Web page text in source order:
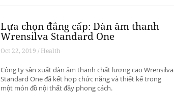
Lựa chọn đẳng cấp: Dàn âm thanh
Wrensilva Standard One
Oct 22, 2019 / Health
Công ty sản xuất dàn âm thanh chất lượng cao Wrensilva
Standard One đã kết hợp chức năng và thiết kế trong
một món đồ nội thất đầy phong cách.